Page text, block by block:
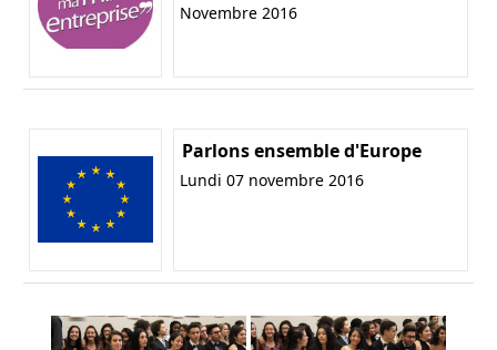
Novembre 2016
Parlons ensemble d'Europe
Lundi 07 novembre 2016